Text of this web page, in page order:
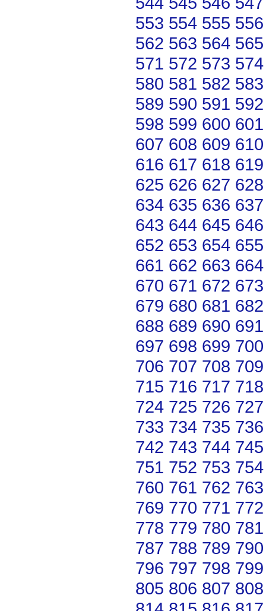
553 554 555 556
562 563 564 565
571 572 573 574
580 581 582 583
589 590 591 592
598 599 600 601
607 608 609 610
616 617 618 619
625 626 627 628
634 635 636 637
643 644 645 646
652 653 654 655
661 662 663 664
670 671 672 673
679 680 681 682
688 689 690 691
697 698 699 700
706 707 708 709
715 716 717 718
724 725 726 727
733 734 735 736
742 743 744 745
751 752 753 754
760 761 762 763
769 770 771 772
778 779 780 781
787 788 789 790
796 797 798 799
805 806 807 808